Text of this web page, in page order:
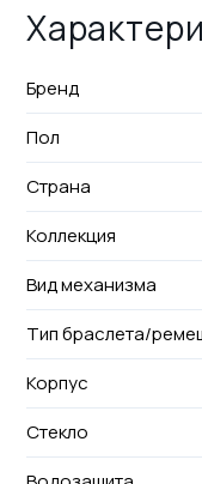
Бренд
Пол
Страна
Коллекция
Вид механизма
Тип браслета/
Корпус
Стекло